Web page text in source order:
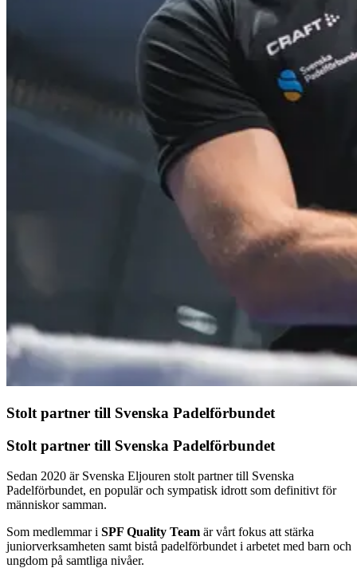
Stolt partner till Svenska Padelförbundet
Stolt partner till Svenska Padelförbundet
Sedan 2020 är Svenska Eljouren stolt partner till Svenska
Padelförbundet, en populär och sympatisk idrott som definitivt för
människor samman.
Som medlemmar i SPF Quality Team är vårt fokus att stärka
juniorverksamheten samt bistå padelförbundet i arbetet med barn och
ungdom på samtliga nivåer.